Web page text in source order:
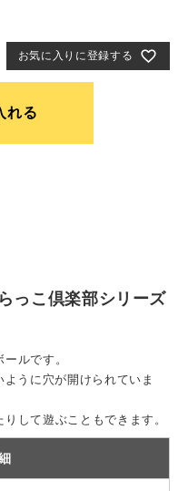
お気に入りに登録する
れる
っこ倶楽部シリーズ
ルです。
うに穴が開けられていま
して遊ぶこともできます。